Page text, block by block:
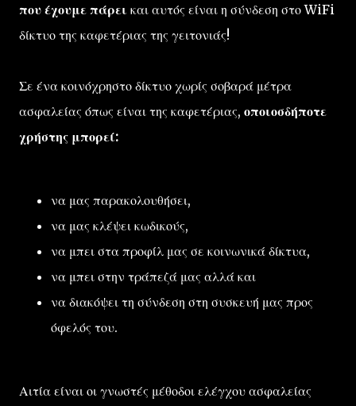
που έχουμε πάρει και αυτός είναι η σύνδεση στο WiFi
δίκτυο της καφετέριας της γειτονιάς!
Σε ένα κοινόχρηστο δίκτυο χωρίς σοβαρά μέτρα
ασφαλείας όπως είναι της καφετέριας, οποιοσδήποτε
χρήστης μπορεί:
να μας παρακολουθήσει,
να μας κλέψει κωδικούς,
να μπει στα προφίλ μας σε κοινωνικά δίκτυα,
να μπει στην τράπεζά μας αλλά και
να διακόψει τη σύνδεση στη συσκευή μας προς
όφελός του.
Αιτία είναι οι γνωστές μέθοδοι ελέγχου ασφαλείας